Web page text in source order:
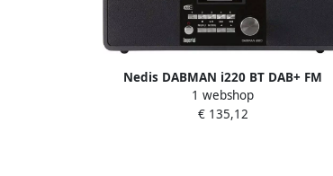
Nedis DABMAN i220 BT DAB+ FM
internetradio met bluetooth Zwart 22-
286-00
1 webshop
€ 135,12